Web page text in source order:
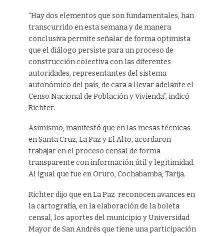
“Hay dos elementos que son fundamentales, han
transcurrido en esta semana y de manera
conclusiva permite señalar de forma optimista
que el diálogo persiste para un proceso de
construcción colectiva con las diferentes
autoridades, representantes del sistema
autonómico del país, de cara a llevar adelante el
Censo Nacional de Población y Vivienda”, indicó
Richter.
Asimismo, manifestó que en las mesas técnicas
en Santa Cruz, La Paz y El Alto, acordaron
trabajar en el proceso censal de forma
transparente con información útil y legitimidad.
Al igual que fue en Oruro, Cochabamba, Tarija.
Richter dijo que en La Paz reconocen avances en
la cartografía, en la elaboración de la boleta
censal, los aportes del municipio y Universidad
Mayor de San Andrés que tiene una participación